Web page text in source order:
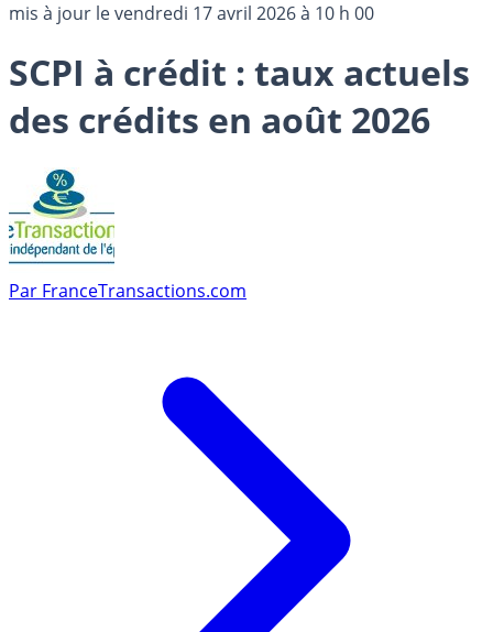
mis à jour levendredi 17 avril 2026 à 10 h 00
SCPI à crédit : taux actuels
des crédits en août 2026
Par FranceTransactions.com